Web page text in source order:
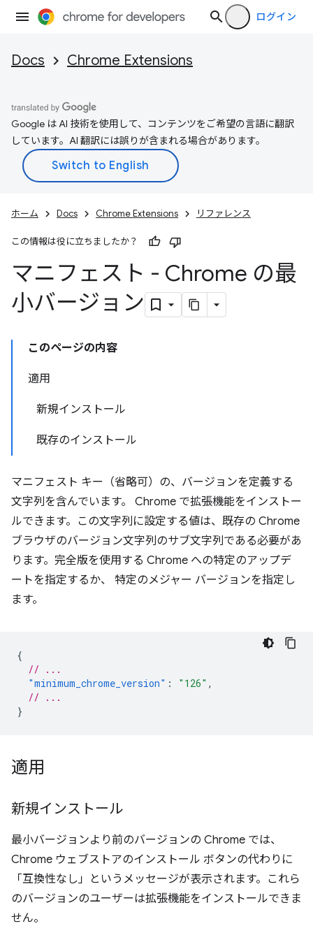
ログイン
Docs Chrome Extensions
Google は AI 技術を使用して、コンテンツをご希望の言語に翻訳
しています。AI 翻訳には誤りが含まれる場合があります。
ホーム Docs Chrome Extensions リファレンス
この情報は役に立ちましたか？
マニフェスト - Chrome の最
小バージョン
このページの内容
適用
新規インストール
既存のインストール
マニフェスト キー（省略可）の、バージョンを定義する
文字列を含んでいます。 Chrome で拡張機能をインストー
ルできます。この文字列に設定する値は、既存の Chrome
ブラウザのバージョン文字列のサブ文字列である必要があ
ります。完全版を使用する Chrome への特定のアップデ
ートを指定するか、 特定のメジャー バージョンを指定し
ます。
{
// ...
"minimum_chrome_version" : "126" ,
// ...
}
適用
新規インストール
最小バージョンより前のバージョンの Chrome では、
Chrome ウェブストアのインストール ボタンの代わりに
「互換性なし」というメッセージが表示されます。これら
のバージョンのユーザーは拡張機能をインストールできま
せん。